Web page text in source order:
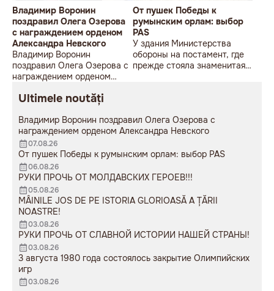
Владимир Воронин
поздравил Олега Озерова
с награждением орденом
Александра Невского
Владимир Воронин
поздравил Олега Озерова с
награждением орденом
От пушек Победы к
румынским орлам: выбор
PAS
У здания Министерства
обороны на постамент, где
прежде стояла знаменитая
Ultimele noutăți
Владимир Воронин поздравил Олега Озерова с
награждением орденом Александра Невского
07.08.26
От пушек Победы к румынским орлам: выбор PAS
06.08.26
РУКИ ПРОЧЬ ОТ МОЛДАВСКИХ ГЕРОЕВ!!!
05.08.26
MÂINILE JOS DE PE ISTORIA GLORIOASĂ A ȚĂRII
NOASTRE!
03.08.26
РУКИ ПРОЧЬ ОТ СЛАВНОЙ ИСТОРИИ НАШЕЙ СТРАНЫ!
03.08.26
3 августа 1980 года состоялось закрытие Олимпийских
игр
03.08.26